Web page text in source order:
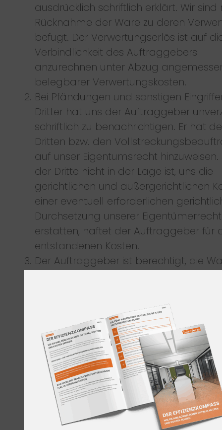
ausdrücklich schriftlich erklärt. Wir sind
Rücknahme der Ware zu deren
befugt. Der Verwertungserlös ist auf
Verbindlichkeit des Auftraggebers
anzurechnen unter Abzug
belegbarer Verwertungskosten.
Bei Pfändungen und sonstigen
Dritter hat uns der Auftraggeber
schriftlich zu benachrichtigen. Er hat
Dritten bzw. den
auf unser Eigentumsrecht hinzuweisen.
der Dritte nicht in der Lage ist, uns die
gerichtlichen und außergerichtlichen
einer eventuell erforderlichen
Durchsetzung unserer
erstatten, haftet der Auftraggeber für
entstandenen Kosten.
Der Auftraggeber ist berechtigt, die
Forderungen in Höhe des Faktura-
Endbetrages (einschließlich
ab, die ihm aus Weiterveräußerung
seine Abnehmer oder Dritte
Einziehung dieser Forderung bleibt der
Auftraggeber auch nach der
ermächtigt. Unsere Befugnis, die
selbst einzuziehen, bleibt hiervon
Wir verpflichten uns jedoch, die